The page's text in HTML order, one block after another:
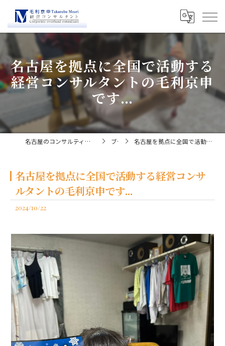
名古屋を拠点に全国で活動する
経営コンサルタントの毛利京申
です...
名古屋のコンサルティングなら経営コンサルタント毛利京申 ブログ 名古屋を拠点に全国で活動する経営コンサルタントの毛利京申です...
名古屋を拠点に全国で活動する経営コンサ
ルタントの毛利京申です...
2024/10/22